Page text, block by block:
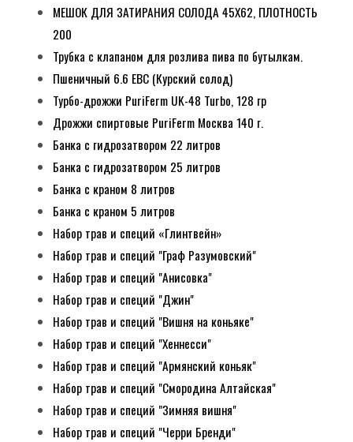
МЕШОК ДЛЯ ЗАТИРАНИЯ СОЛОДА 45Х62, ПЛОТНОСТЬ
200
Трубка с клапаном для розлива пива по бутылкам.
Пшеничный 6.6 EBC (Курский солод)
Турбо-дрожжи PuriFerm UK-48 Turbo, 128 гр
Дрожжи спиртовые PuriFerm Москва 140 г.
Банка с гидрозатвором 22 литров
Банка с гидрозатвором 25 литров
Банка с краном 8 литров
Банка с краном 5 литров
Набор трав и специй «Глинтвейн»
Набор трав и специй "Граф Разумовский"
Набор трав и специй "Анисовка"
Набор трав и специй "Джин"
Набор трав и специй "Вишня на коньяке"
Набор трав и специй "Хеннесси"
Набор трав и специй "Армянский коньяк"
Набор трав и специй "Смородина Алтайская"
Набор трав и специй "Зимняя вишня"
Набор трав и специй "Черри Бренди"